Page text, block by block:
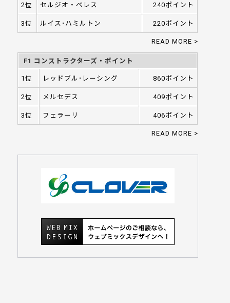
2位 セルジオ・ペレス 240ポイント
3位 ルイス･ハミルトン 220ポイント
READ MORE >
F1 コンストラクターズ・ポイント
1位 レッドブル･レーシング 860ポイント
2位 メルセデス 409ポイント
3位 フェラーリ 406ポイント
READ MORE >